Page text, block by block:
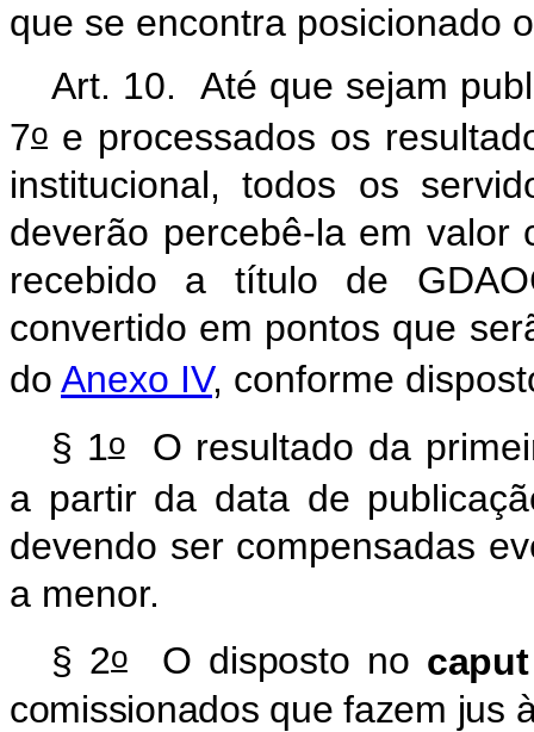
que se encontra posicionado
Art. 10. Até que sejam
7o e processados os
institucional, todos os
deverão percebê-la em valor
recebido a título de
convertido em pontos que
do Anexo IV, conforme
§ 1oO resultado da
a partir da data de
devendo ser compensadas
a menor.
§ 2oO disposto no caput
comissionados que fazem jus